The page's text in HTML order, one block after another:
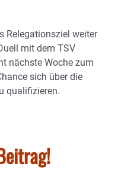
Relegationsziel weiter
mit dem TSV
nächste Woche zum
sich über die
qualifizieren.